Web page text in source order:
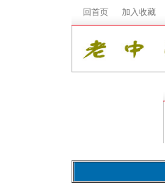
回首页 加入收藏